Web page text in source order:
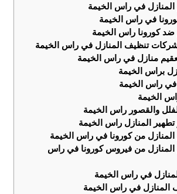
في راس الخيمة
في راس الخيمة
كورونا راس الخيمة
تنظيف المنازل في راس الخيمة
منازل في راس الخيمة
براس الخيمة
راس الخيمة
الخيمة
والقصور راس الخيمة
المنازل راس الخيمة
من كورونا في راس الخيمة
من فيروس كورونا في راس
في راس الخيمة
في راس الخيمة